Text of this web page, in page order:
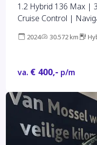
1.2 Hybrid 136 Max |
Cruise Control |
2024 30.572 km
va. € 400,- p/m